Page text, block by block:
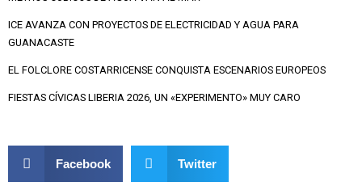
ICE AVANZA CON PROYECTOS DE ELECTRICIDAD Y AGUA PARA
GUANACASTE
EL FOLCLORE COSTARRICENSE CONQUISTA ESCENARIOS EUROPEOS
FIESTAS CÍVICAS LIBERIA 2026, UN «EXPERIMENTO» MUY CARO
Facebook Twitter